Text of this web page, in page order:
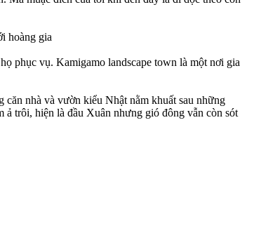
hoàng gia
phục vụ. Kamigamo landscape town là một nơi gia
nhà và vườn kiểu Nhật nằm khuất sau những
trôi, hiện là đầu Xuân nhưng gió đông vẫn còn sót